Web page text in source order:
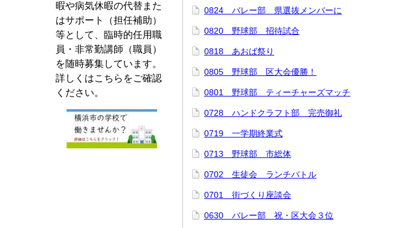
暇や病気休暇の代替また
はサポート（担任補助）
等として、臨時的任用職
員・非常勤講師（職員）
を随時募集しています。
詳しくはこちらをご確認
ください。
0824 バレー部 県選抜メンバーに
0820 野球部 招待試合
0818 あおば祭り
0805 野球部 区大会優勝！
0801 野球部 ティーチャーズマッチ
0728 ハンドクラフト部 完売御礼
0719 一学期終業式
0713 野球部 市総体
0702 生徒会 ランチバトル
0701 街づくり座談会
0630 バレー部 祝・区大会３位